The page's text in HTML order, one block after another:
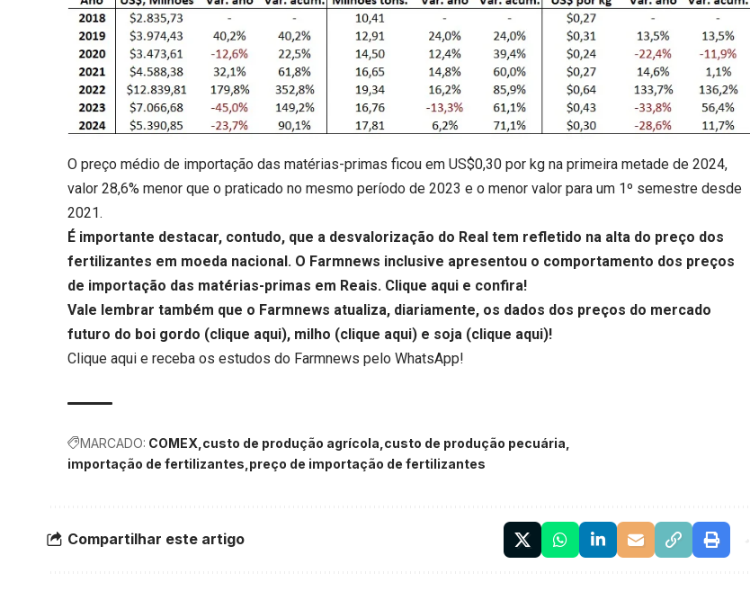
O preço médio de importação das matérias-primas ficou em US$0,30 por kg na primeira metade de 2024,
valor 28,6% menor que o praticado no mesmo período de 2023 e o menor valor para um 1º semestre desde
2021.
É importante destacar, contudo, que a desvalorização do Real tem refletido na alta do preço dos
fertilizantes em moeda nacional. O Farmnews inclusive apresentou o comportamento dos preços
de importação das matérias-primas em Reais. Clique aqui e confira!
Vale lembrar também que o Farmnews atualiza, diariamente, os dados dos preços do mercado
futuro do boi gordo (clique aqui), milho (clique aqui) e soja (clique aqui)!
Clique aqui e receba os estudos do Farmnews pelo WhatsApp!
MARCADO: COMEX custo de produção agrícola custo de produção pecuária
importação de fertilizantes preço de importação de fertilizantes
Compartilhar este artigo